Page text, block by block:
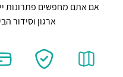
אם אתם מחפשים פתרונות
ארגון וסידור